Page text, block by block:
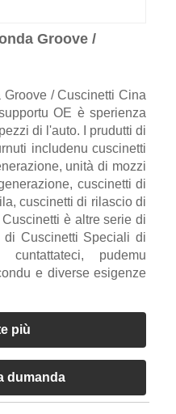
Groove /
/ Cuscinetti Cina
OE è sperienza
di l'auto. I prudutti di
includenu cuscinetti
unità di mozzi
cuscinetti di
cuscinetti di rilascio di
è altre serie di
di Cuscinetti Speciali di
pudemu
e diverse esigenze
più
dumanda